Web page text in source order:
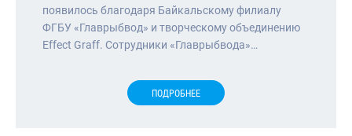
появилось благодаря Байкальскому филиалу
ФГБУ «Главрыбвод» и творческому объединению
Effect Graff. Сотрудники «Главрыбвода»…
ПОДРОБНЕЕ